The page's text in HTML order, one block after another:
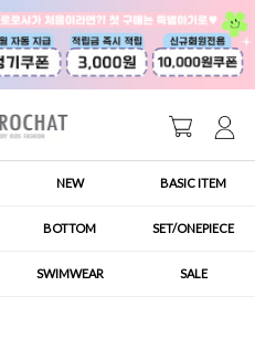
NEW BASIC ITEM
BOTTOM SET/ONEPIECE
SWIMWEAR SALE